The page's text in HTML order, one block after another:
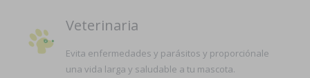
Veterinaria
Evita enfermedades y parásitos y proporciónale
una vida larga y saludable a tu mascota.